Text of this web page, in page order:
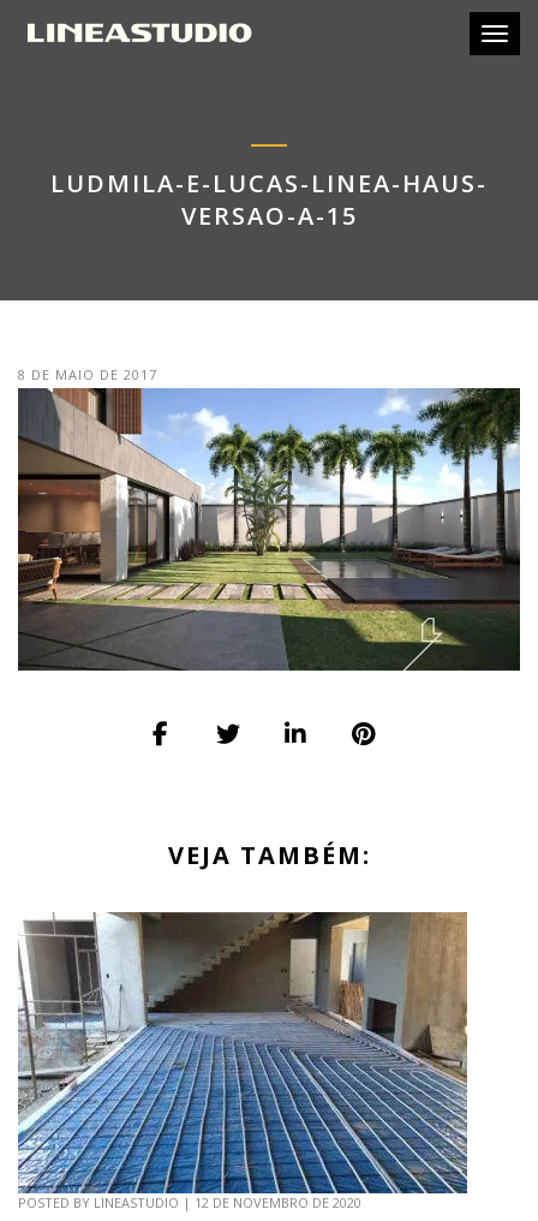
LUDMILA-E-LUCAS-LINEA-HAUS-
VERSAO-A-15
8 DE MAIO DE 2017
VEJA TAMBÉM:
POSTED BY LINEASTUDIO | 12 DE NOVEMBRO DE 2020